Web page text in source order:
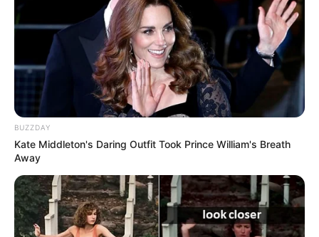
BUZZDAY
Kate Middleton's Daring Outfit Took Prince William's Breath
Away